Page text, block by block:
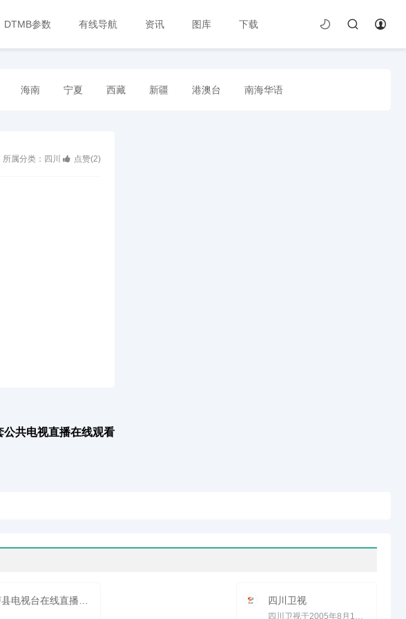
DTMB参数 有线导航 资讯 图库 下载
海南 宁夏 西藏 新疆 港澳台 南海华语
所属分类：四川 点赞(2)
公共电视直播在线观看
四川卫视